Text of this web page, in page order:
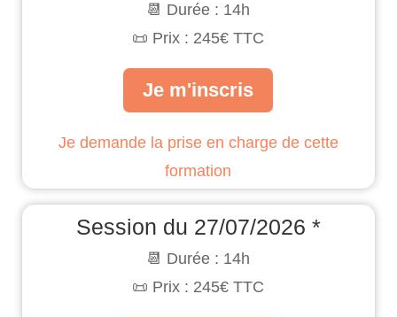
📆 Durée : 14h
📜 Prix : 245€ TTC
Je m'inscris
Je demande la prise en charge de cette
formation
Session du 27/07/2026 *
📆 Durée : 14h
📜 Prix : 245€ TTC